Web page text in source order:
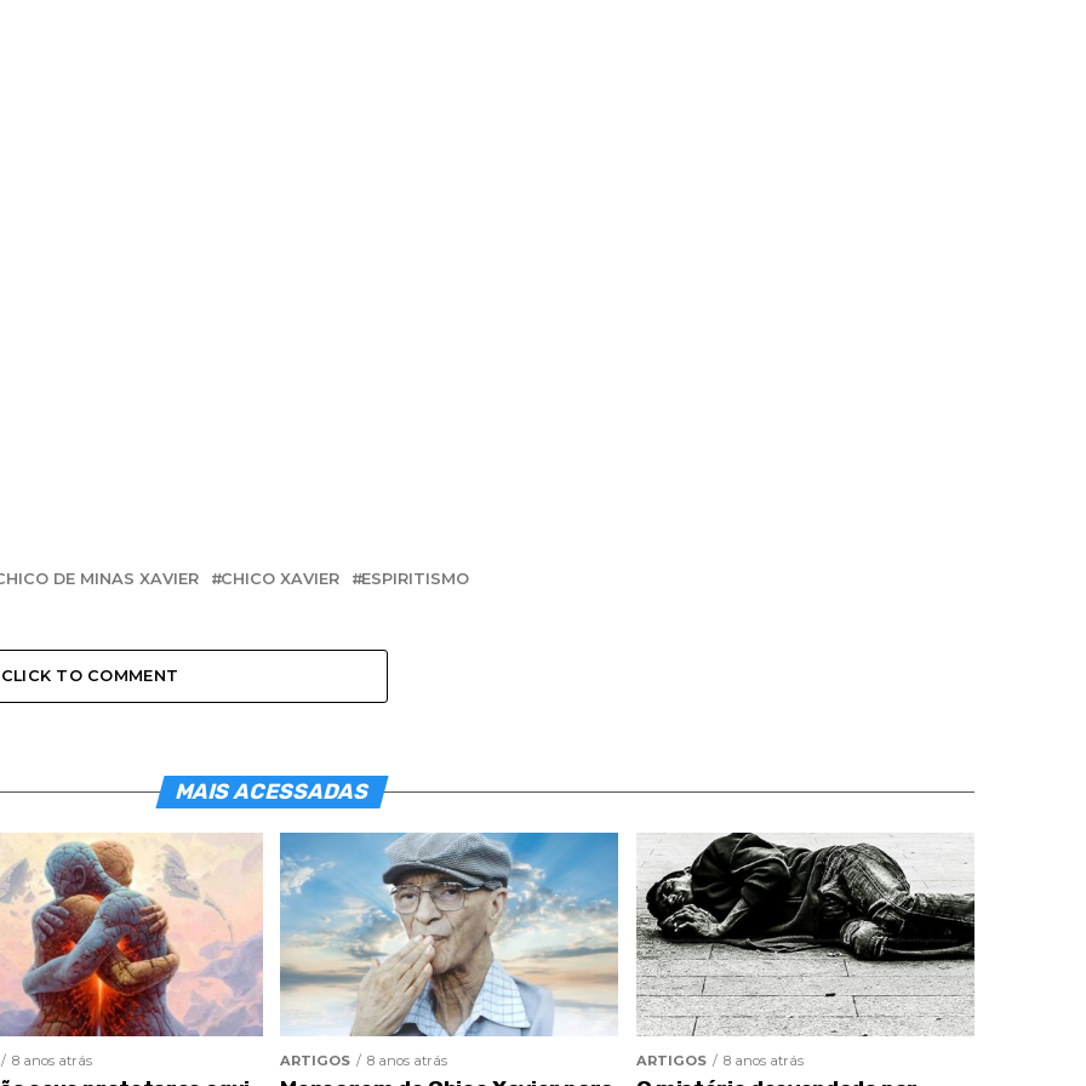
DE MINAS XAVIER CHICO XAVIER
ESPIRITISMO
CLICK TO COMMENT
MAIS ACESSADAS
8 anos atrás ARTIGOS 8 anos atrás ARTIGOS 8 anos atrás